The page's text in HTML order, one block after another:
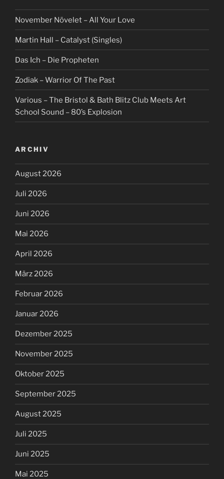
November Növelet – All Your Love
Martin Hall – Catalyst (Singles)
Das Ich – Die Propheten
Zodiak – Warrior Of The Past
Various – The Bristol & Bath Blitz Club Meets Art
School Sound – 80’s Explosion
ARCHIV
August 2026
Juli 2026
Juni 2026
Mai 2026
April 2026
März 2026
Februar 2026
Januar 2026
Dezember 2025
November 2025
Oktober 2025
September 2025
August 2025
Juli 2025
Juni 2025
Mai 2025